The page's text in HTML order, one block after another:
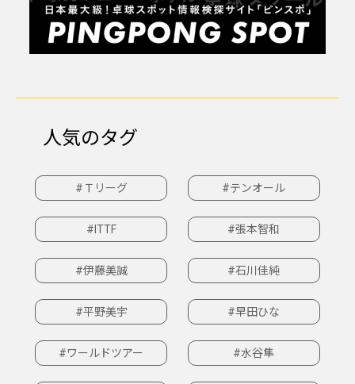
人気のタグ
#Ｔリーグ #テンオール
#ITTF #張本智和
#伊藤美誠 #石川佳純
#平野美宇 #早田ひな
#ワールドツアー #水谷隼